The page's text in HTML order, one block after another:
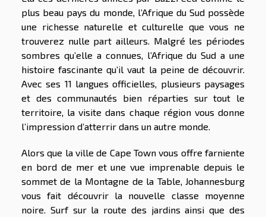
plus beau pays du monde, l’Afrique du Sud possède
une richesse naturelle et culturelle que vous ne
trouverez nulle part ailleurs. Malgré les périodes
sombres qu’elle a connues, l’Afrique du Sud a une
histoire fascinante qu’il vaut la peine de découvrir.
Avec ses 11 langues officielles, plusieurs paysages
et des communautés bien réparties sur tout le
territoire, la visite dans chaque région vous donne
l’impression d’atterrir dans un autre monde.
Alors que la ville de Cape Town vous offre farniente
en bord de mer et une vue imprenable depuis le
sommet de la Montagne de la Table, Johannesburg
vous fait découvrir la nouvelle classe moyenne
noire. Surf sur la route des jardins ainsi que des